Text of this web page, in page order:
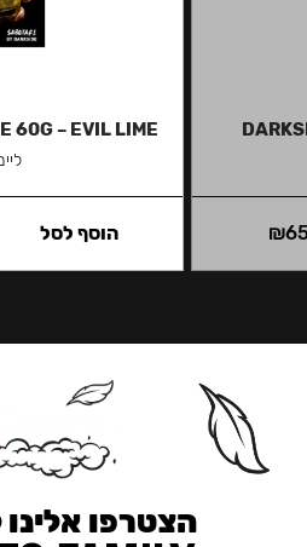
₪
60G – EVIL LIME
הוסף לסל
הצטרפו אלינו